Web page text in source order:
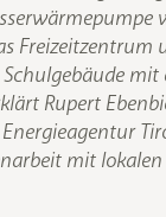
Freizeitzentrum
mit
Rupert
mit